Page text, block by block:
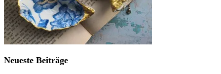
Neueste Beiträge